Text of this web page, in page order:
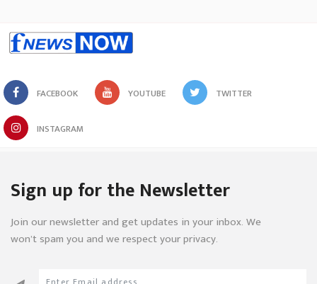
FACEBOOK YOUTUBE TWITTER
INSTAGRAM
Sign up for the Newsletter
Join our newsletter and get updates in your inbox. We
won’t spam you and we respect your privacy.